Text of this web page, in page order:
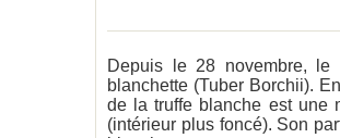
Depuis le 28 novembre,
blanchette (Tuber Borchii).
de la truffe blanche est une
(intérieur plus foncé). Son